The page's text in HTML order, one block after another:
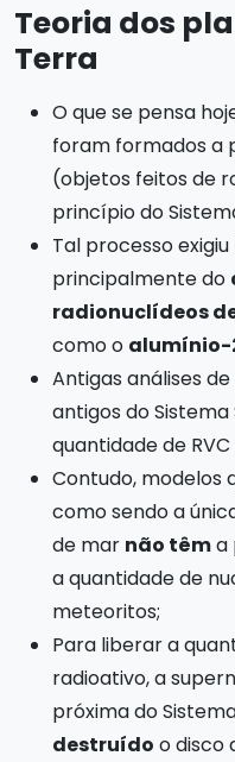
Teoria dos
Terra
O que se pensa
foram formados a
(objetos feitos de
princípio do
Tal processo
principalmente do
radionuclídeos
como o alumínio-
Antigas análises de
antigos do
quantidade de
Contudo, modelos
como sendo a
de mar não têma
a quantidade de
meteoritos;
Para liberar a
radioativo, a
próxima do
destruído o disco